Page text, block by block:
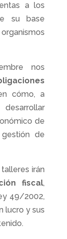
a los
su base
nos
cómo, a
de
de
irán
fiscal,
49/2002,
lucro y sus